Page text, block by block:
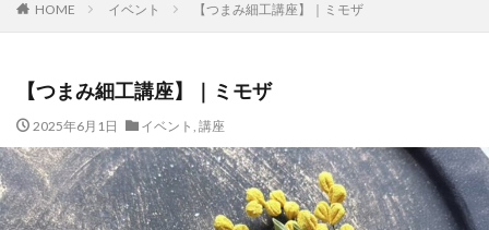
HOME イベント 【つまみ細工講座】｜ミモザ
【つまみ細工講座】｜ミモザ
2025年6月1日 イベント , 講座